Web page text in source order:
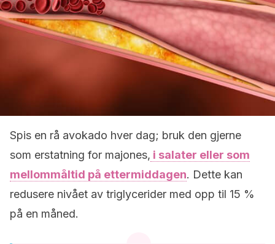
Spis en rå avokado hver dag; bruk den gjerne
som erstatning for majones, i salater eller som
mellommåltid på ettermiddagen. Dette kan
redusere nivået av triglycerider med opp til 15 %
på en måned.